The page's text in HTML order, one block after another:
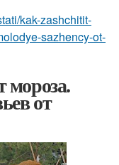
kak-zashchitit-
sazhency-ot-
мороза.
от